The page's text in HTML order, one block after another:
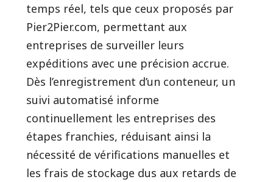
temps réel, tels que ceux proposés par
Pier2Pier.com, permettant aux
entreprises de surveiller leurs
expéditions avec une précision accrue.
Dès l’enregistrement d’un conteneur, un
suivi automatisé informe
continuellement les entreprises des
étapes franchies, réduisant ainsi la
nécessité de vérifications manuelles et
les frais de stockage dus aux retards de